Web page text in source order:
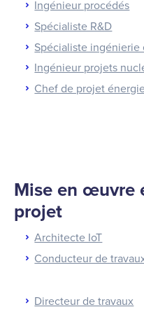
Ingénieur procédés
Spécialiste R&D
Spécialiste ingénierie
Ingénieur projets
Chef de projet
Mise en œuvre
projet
Architecte IoT
Conducteur de
Directeur de travaux